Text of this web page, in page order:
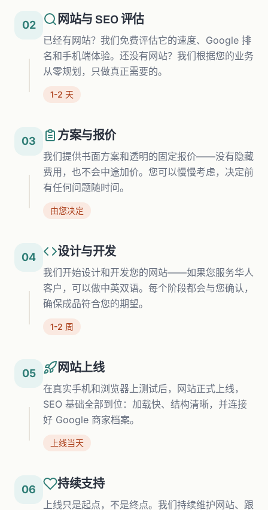
02 网站与 SEO 评估
已经有网站？我们免费评估它的速度、Google 排
名和手机端体验。还没有网站？我们根据您的业务
从零规划，只做真正需要的。
1-2 天
03 方案与报价
我们提供书面方案和透明的固定报价——没有隐藏
费用，也不会中途加价。您可以慢慢考虑，决定前
有任何问题随时问。
由您决定
04 设计与开发
我们开始设计和开发您的网站——如果您服务华人
客户，可以做中英双语。每个阶段都会与您确认，
确保成品符合您的期望。
1-2 周
05 网站上线
在真实手机和浏览器上测试后，网站正式上线，
SEO 基础全部到位：加载快、结构清晰，并连接
好 Google 商家档案。
上线当天
06 持续支持
上线只是起点，不是终点。我们持续维护网站、跟